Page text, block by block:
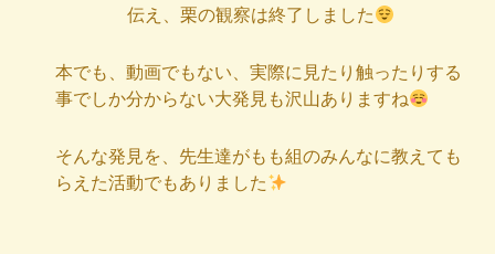
伝え、栗の観察は終了しました
本でも、動画でもない、実際に見たり触ったりする
事でしか分からない大発見も沢山ありますね
そんな発見を、先生達がもも組のみんなに教えても
らえた活動でもありました